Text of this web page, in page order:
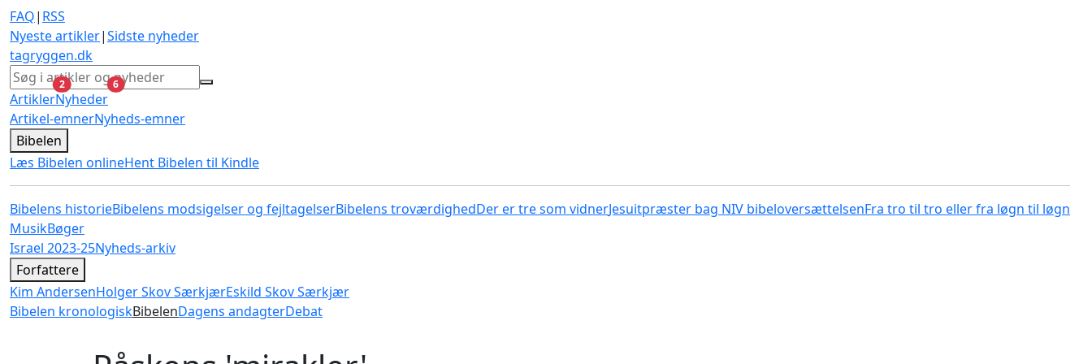
FAQ| RSS
Nyeste artikler|Sidste nyheder
tagryggen.dk
Artikler
2ulæste
Nyheder
6ulæste
Artikel-emnerNyheds-emner
Bibelen
Læs Bibelen onlineHent Bibelen til Kindle
Bibelens historieBibelens modsigelser og fejltagelserBibelens troværdighedDer er tre som vidnerJesuitpræster bag NIV bibeloversættelsenFra tro til tro eller fra løgn til løgn
MusikBøger
Israel 2023-25Nyheds-arkiv
Forfattere
Kim AndersenHolger Skov SærkjærEskild Skov Særkjær
Bibelen kronologiskBibelenDagens andagterDebat